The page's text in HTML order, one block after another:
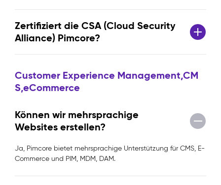
Zertifiziert die CSA (Cloud Security
Alliance) Pimcore?
Customer Experience Management,CM
S,eCommerce
Können wir mehrsprachige
Websites erstellen?
Ja, Pimcore bietet mehrsprachige Unterstützung für CMS, E-
Commerce und PIM, MDM, DAM.